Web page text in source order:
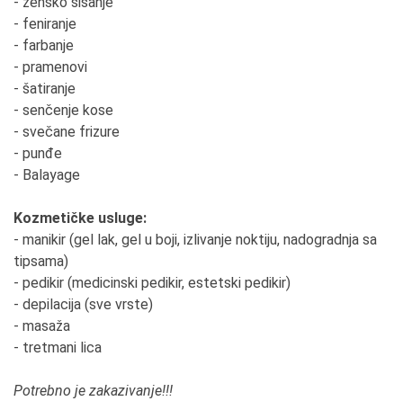
- feniranje
- farbanje
- pramenovi
- šatiranje
- senčenje kose
- svečane frizure
- punđe
- Balayage
Kozmetičke usluge:
- manikir (gel lak, gel u boji, izlivanje noktiju, nadogradnja sa
tipsama)
- pedikir (medicinski pedikir, estetski pedikir)
- depilacija (sve vrste)
- masaža
- tretmani lica
Potrebno je zakazivanje!!!